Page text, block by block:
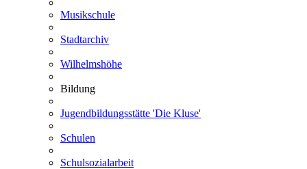
Musikschule
Stadtarchiv
Wilhelmshöhe
Bildung
Jugendbildungsstätte 'Die Kluse'
Schulen
Schulsozialarbeit